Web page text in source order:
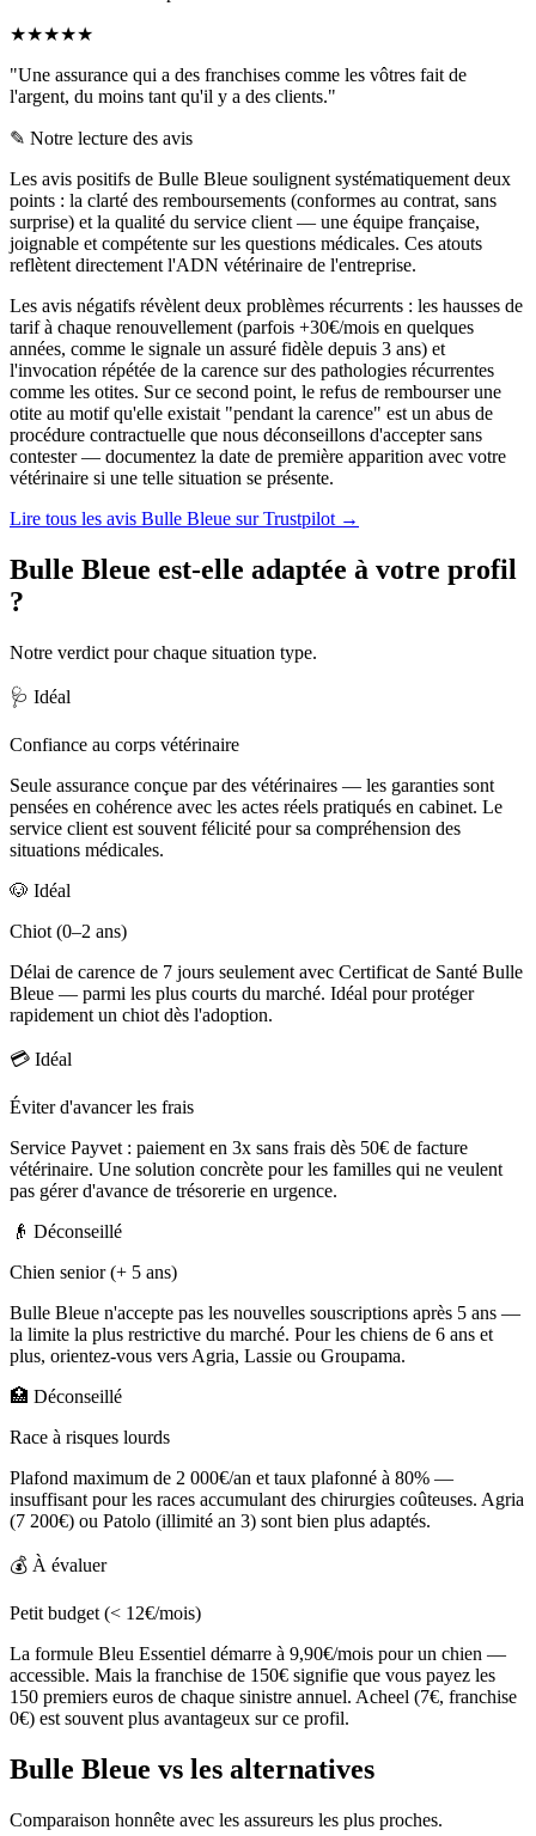
★★★★★
"Une assurance qui a des franchises comme les vôtres fait de
l'argent, du moins tant qu'il y a des clients."
✎ Notre lecture des avis
Les avis positifs de Bulle Bleue soulignent systématiquement deux
points : la clarté des remboursements (conformes au contrat, sans
surprise) et la qualité du service client — une équipe française,
joignable et compétente sur les questions médicales. Ces atouts
reflètent directement l'ADN vétérinaire de l'entreprise.
Les avis négatifs révèlent deux problèmes récurrents : les hausses de
tarif à chaque renouvellement (parfois +30€/mois en quelques
années, comme le signale un assuré fidèle depuis 3 ans) et
l'invocation répétée de la carence sur des pathologies récurrentes
comme les otites. Sur ce second point, le refus de rembourser une
otite au motif qu'elle existait "pendant la carence" est un abus de
procédure contractuelle que nous déconseillons d'accepter sans
contester — documentez la date de première apparition avec votre
vétérinaire si une telle situation se présente.
Lire tous les avis Bulle Bleue sur Trustpilot →
Bulle Bleue est-elle adaptée à votre profil
?
Notre verdict pour chaque situation type.
🩺 Idéal
Confiance au corps vétérinaire
Seule assurance conçue par des vétérinaires — les garanties sont
pensées en cohérence avec les actes réels pratiqués en cabinet. Le
service client est souvent félicité pour sa compréhension des
situations médicales.
🐶 Idéal
Chiot (0–2 ans)
Délai de carence de 7 jours seulement avec Certificat de Santé Bulle
Bleue — parmi les plus courts du marché. Idéal pour protéger
rapidement un chiot dès l'adoption.
💳 Idéal
Éviter d'avancer les frais
Service Payvet : paiement en 3x sans frais dès 50€ de facture
vétérinaire. Une solution concrète pour les familles qui ne veulent
pas gérer d'avance de trésorerie en urgence.
👴 Déconseillé
Chien senior (+ 5 ans)
Bulle Bleue n'accepte pas les nouvelles souscriptions après 5 ans —
la limite la plus restrictive du marché. Pour les chiens de 6 ans et
plus, orientez-vous vers Agria, Lassie ou Groupama.
🏥 Déconseillé
Race à risques lourds
Plafond maximum de 2 000€/an et taux plafonné à 80% —
insuffisant pour les races accumulant des chirurgies coûteuses. Agria
(7 200€) ou Patolo (illimité an 3) sont bien plus adaptés.
💰 À évaluer
Petit budget (< 12€/mois)
La formule Bleu Essentiel démarre à 9,90€/mois pour un chien —
accessible. Mais la franchise de 150€ signifie que vous payez les
150 premiers euros de chaque sinistre annuel. Acheel (7€, franchise
0€) est souvent plus avantageux sur ce profil.
Bulle Bleue vs les alternatives
Comparaison honnête avec les assureurs les plus proches.